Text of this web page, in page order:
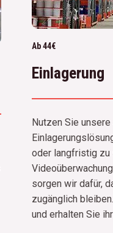
Ab 44€
Einlagerung
Nutzen Sie
oder langfristig zu
sorgen wir dafür,
zugänglich
und erhalten Sie